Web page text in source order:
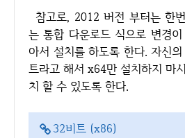
참고로, 2012 버전 부터는 한번에 다운로드가 다 되
는 통합 다운로드 식으로 변경
아서 설치를 하도록 한다. 자신
트라고 해서 x64만 설치하지 마
치 할 수 있도록 한다.
32비트 (x86)